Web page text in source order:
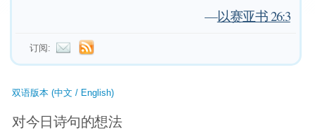
—以赛亚书 26:3
订阅:
双语版本 (中文 / English)
对今日诗句的想法